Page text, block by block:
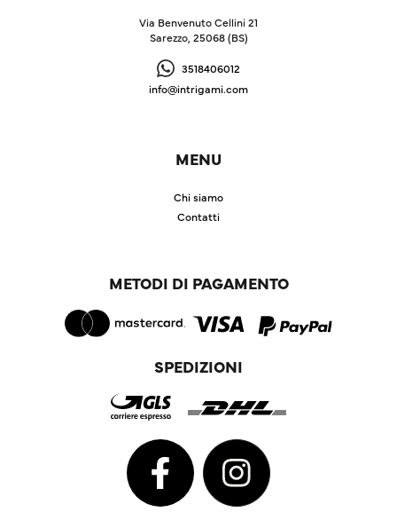
Via Benvenuto Cellini 21
Sarezzo, 25068 (BS)
3518406012
info@intrigami.com
MENU
Chi siamo
Contatti
METODI DI PAGAMENTO
SPEDIZIONI